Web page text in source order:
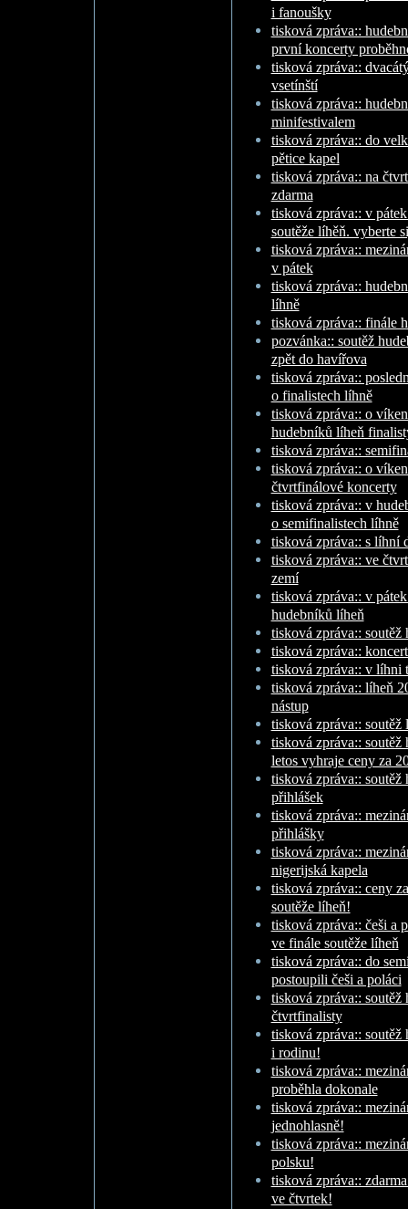
i fanoušky
tisková zpráva::
první koncerty
tisková zpráva::
vsetínští
tisková zpráva::
minifestivalem
tisková zpráva:: do
pětice kapel
tisková zpráva:: na
zdarma
tisková zpráva:: v
soutěže líhěň. vyberte
tisková zpráva::
v pátek
tisková zpráva::
líhně
tisková zpráva:: finále
pozvánka:: soutěž
zpět do havířova
tisková zpráva::
o finalistech líhně
tisková zpráva:: o
hudebníků líheň
tisková zpráva::
tisková zpráva:: o
čtvrtfinálové koncerty
tisková zpráva:: v
o semifinalistech líhně
tisková zpráva:: s líhní
tisková zpráva:: ve
zemí
tisková zpráva:: v
hudebníků líheň
tisková zpráva::
tisková zpráva::
tisková zpráva:: v líhni
tisková zpráva:: líheň
nástup
tisková zpráva::
tisková zpráva::
letos vyhraje ceny za
tisková zpráva::
přihlášek
tisková zpráva::
přihlášky
tisková zpráva::
nigerijská kapela
tisková zpráva:: ceny
soutěže líheň!
tisková zpráva:: češi a
ve finále soutěže líheň
tisková zpráva:: do
postoupili češi a poláci
tisková zpráva::
čtvrtfinalisty
tisková zpráva::
i rodinu!
tisková zpráva::
proběhla dokonale
tisková zpráva::
jednohlasně!
tisková zpráva::
polsku!
tisková zpráva::
ve čtvrtek!